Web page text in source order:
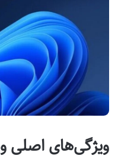
ویژگی‌های اصلی ویندوز 11